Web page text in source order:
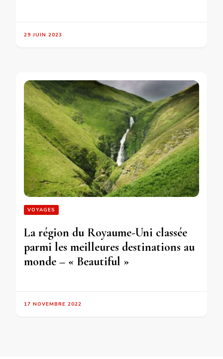
29 JUIN 2023
VOYAGES
La région du Royaume-Uni classée
parmi les meilleures destinations au
monde – « Beautiful »
17 NOVEMBRE 2022